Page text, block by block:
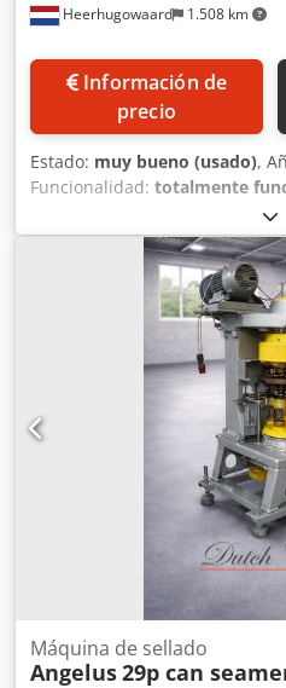
Heerhugowaard 1.508 km
Información de
precio
Estado: muy bueno (usado),
Funcionalidad: totalmente
inyección de gas y cierre para
de latas redondas para polvo y
Rsldea Especificaciones
original: - Rango de diámetro:
altura: 45 mm – 200 mm -
50 latas por minuto - Número
10 - Número de cabezales de
Máquina de sellado
Angelus29p can